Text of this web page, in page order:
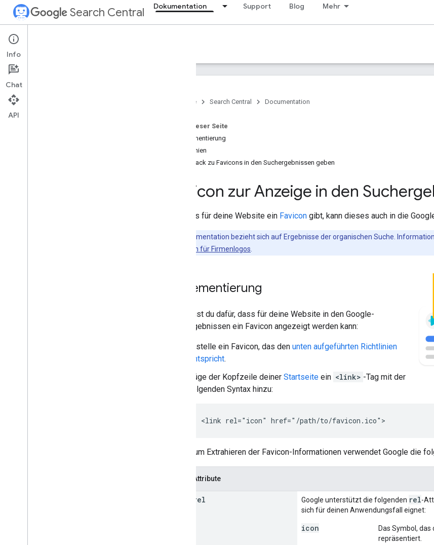
Search Central Dokumentation Support Blog Mehr
Documentation
SEO-Grundlagen
Startseite Search Central Documentation
Auf dieser Seite
Implementierung
Richtlinien
Feedback zu Favicons in den Suchergebnissen geben
Favicon zur Anzeige in den
Wenn es für deine Website ein Favicon gibt, kann dieses auch in die
Diese Dokumentation bezieht sich auf Ergebnisse der organischen Suche.
Spezifikationen für Firmenlogos
Implementierung
So sorgst du dafür, dass für deine Website in den Google-
Suchergebnissen ein Favicon angezeigt werden kann:
Erstelle ein Favicon, das den unten aufgeführten Richtlinien
entspricht.
Füge der Kopfzeile deiner Startseite ein <link> -Tag mit der
folgenden Syntax hinzu:
<link rel="icon" href="/path/to/favicon.ico">
Zum Extrahieren der Favicon-Informationen verwendet Google die
Attribute
rel Google unterstützt die folgenden rel-
sich für deinen Anwendungsfall eignet:
icon Das Symbol,
repräsentiert.
Info
Chat
API